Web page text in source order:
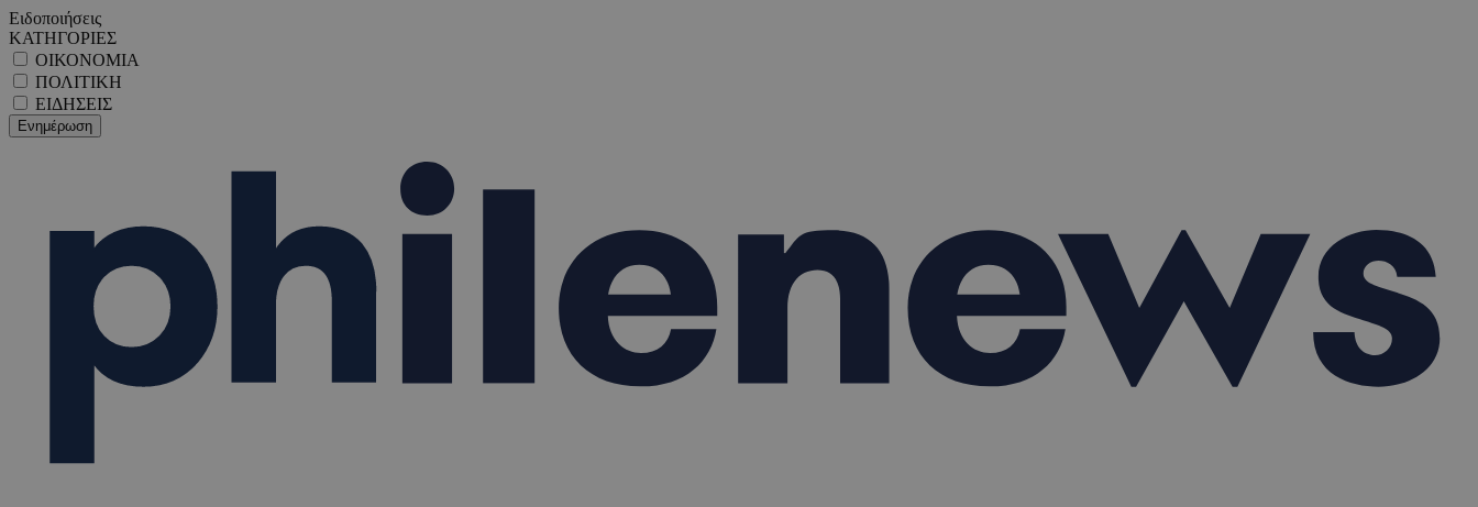
Ειδοποιήσεις
ΚΑΤΗΓΟΡΙΕΣ
ΟΙΚΟΝΟΜΙΑ
ΠΟΛΙΤΙΚΗ
ΕΙΔΗΣΕΙΣ